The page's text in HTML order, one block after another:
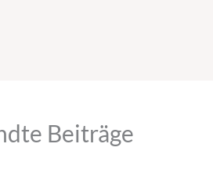
Beiträge